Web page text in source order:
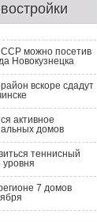
можно посетив
Новокузнецка
вскоре сдадут
активное
домов
теннисный
уровня
7 домов